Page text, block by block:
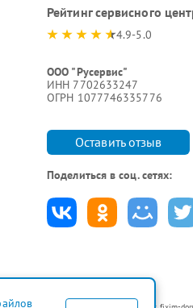
Рейтинг сервисного
4.9-5.0
ООО "Русервис"
ИНН 7702633247
ОГРН 1077746335776
Оставить отзыв
Поделиться в соц. сетях: